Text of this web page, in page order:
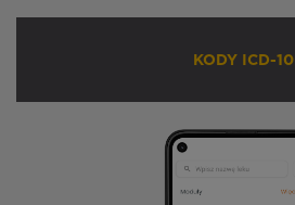
KODY ICD-10